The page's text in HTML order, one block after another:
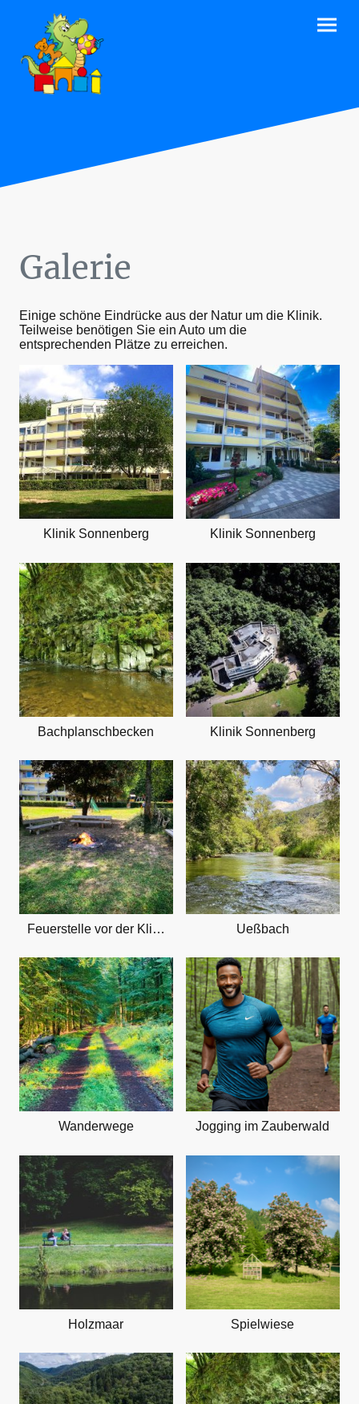
Galerie
Einige schöne Eindrücke aus der Natur um die Klinik.
Teilweise benötigen Sie ein Auto um die
entsprechenden Plätze zu erreichen.
Klinik Sonnenberg Klinik Sonnenberg
Bachplanschbecken Klinik Sonnenberg
Feuerstelle vor der Klinik Ueßbach
Wanderwege Jogging im Zauberwald
Holzmaar Spielwiese